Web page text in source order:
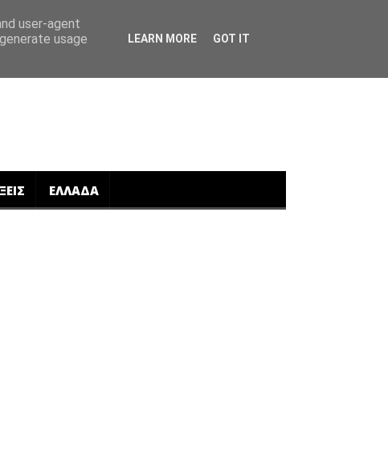
ΕΛΛΑΔΑ
user-agent
usage
LEARN MORE GOT IT